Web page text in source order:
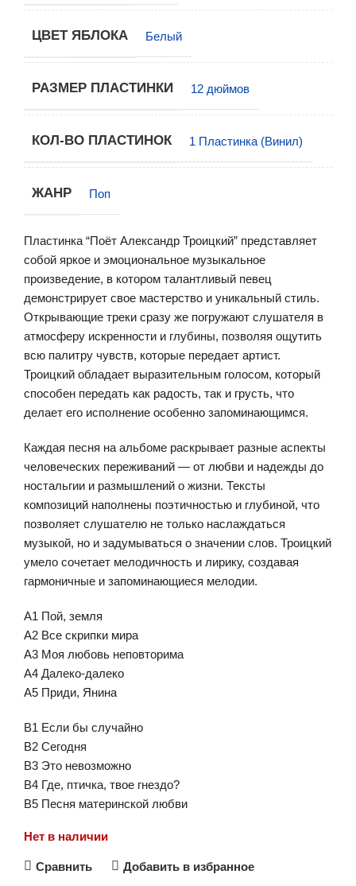
ЦВЕТ ЯБЛОКА Белый
РАЗМЕР ПЛАСТИНКИ 12 дюймов
КОЛ-ВО ПЛАСТИНОК 1 Пластинка (Винил)
ЖАНР Поп
Пластинка “Поёт Александр Троицкий” представляет
собой яркое и эмоциональное музыкальное
произведение, в котором талантливый певец
демонстрирует свое мастерство и уникальный стиль.
Открывающие треки сразу же погружают слушателя в
атмосферу искренности и глубины, позволяя ощутить
всю палитру чувств, которые передает артист.
Троицкий обладает выразительным голосом, который
способен передать как радость, так и грусть, что
делает его исполнение особенно запоминающимся.
Каждая песня на альбоме раскрывает разные аспекты
человеческих переживаний — от любви и надежды до
ностальгии и размышлений о жизни. Тексты
композиций наполнены поэтичностью и глубиной, что
позволяет слушателю не только наслаждаться
музыкой, но и задумываться о значении слов. Троицкий
умело сочетает мелодичность и лирику, создавая
гармоничные и запоминающиеся мелодии.
A1 Пой, земля
A2 Все скрипки мира
A3 Моя любовь неповторима
A4 Далеко-далеко
A5 Приди, Янина
B1 Если бы случайно
B2 Сегодня
B3 Это невозможно
B4 Где, птичка, твое гнездо?
B5 Песня материнской любви
Нет в наличии
Сравнить Добавить в избранное